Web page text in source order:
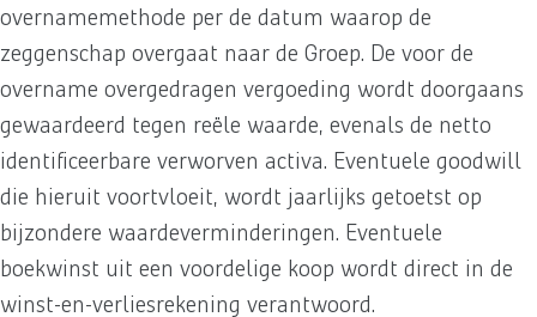
overnamemethode per de datum waarop de
zeggenschap overgaat naar de Groep. De voor de
overname overgedragen vergoeding wordt doorgaans
gewaardeerd tegen reële waarde, evenals de netto
identificeerbare verworven activa. Eventuele goodwill
die hieruit voortvloeit, wordt jaarlijks getoetst op
bijzondere waardeverminderingen. Eventuele
boekwinst uit een voordelige koop wordt direct in de
winst-en-verliesrekening verantwoord.